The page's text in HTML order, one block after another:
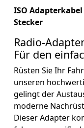
ISO
Stecker
Radio-
Für den
Rüsten Sie Ihr
unseren
gelingt der
moderne
Dieser Adapter